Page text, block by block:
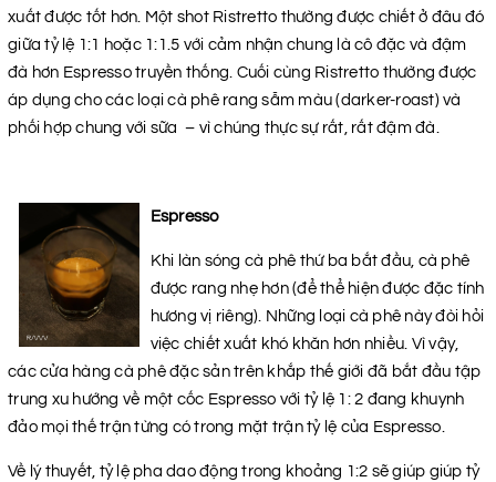
xuất được tốt hơn. Một shot Ristretto thường được chiết ở đâu đó
giữa tỷ lệ 1:1 hoặc 1:1.5 với cảm nhận chung là cô đặc và đậm
đà hơn Espresso truyền thống. Cuối cùng Ristretto thường được
áp dụng cho các loại cà phê rang sẫm màu (darker-roast) và
phối hợp chung với sữa – vì chúng thực sự rất, rất đậm đà.
Espresso
Khi làn sóng cà phê thứ ba bắt đầu, cà phê
được rang nhẹ hơn (để thể hiện được đặc tính
hương vị riêng). Những loại cà phê này đòi hỏi
việc chiết xuất khó khăn hơn nhiều. Vì vậy,
các cửa hàng cà phê đặc sản trên khắp thế giới đã bắt đầu tập
trung xu hướng về một cốc Espresso với tỷ lệ 1: 2 đang khuynh
đảo mọi thế trận từng có trong mặt trận tỷ lệ của Espresso.
Về lý thuyết, tỷ lệ pha dao động trong khoảng 1:2 sẽ giúp giúp tỷ